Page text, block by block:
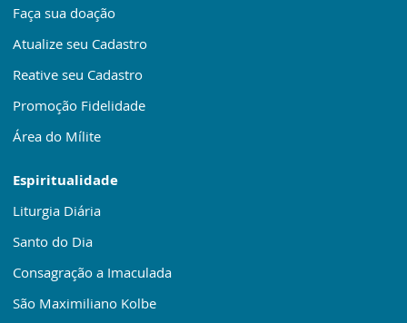
Faça sua doação
Atualize seu Cadastro
Reative seu Cadastro
Promoção Fidelidade
Área do Mílite
Espiritualidade
Liturgia Diária
Santo do Dia
Consagração a Imaculada
São Maximiliano Kolbe